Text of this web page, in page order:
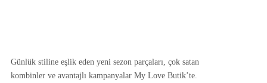
Günlük stiline eşlik eden yeni sezon parçaları, çok satan
kombinler ve avantajlı kampanyalar My Love Butik’te.